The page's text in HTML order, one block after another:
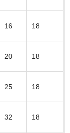
16 18
20 18
25 18
32 18